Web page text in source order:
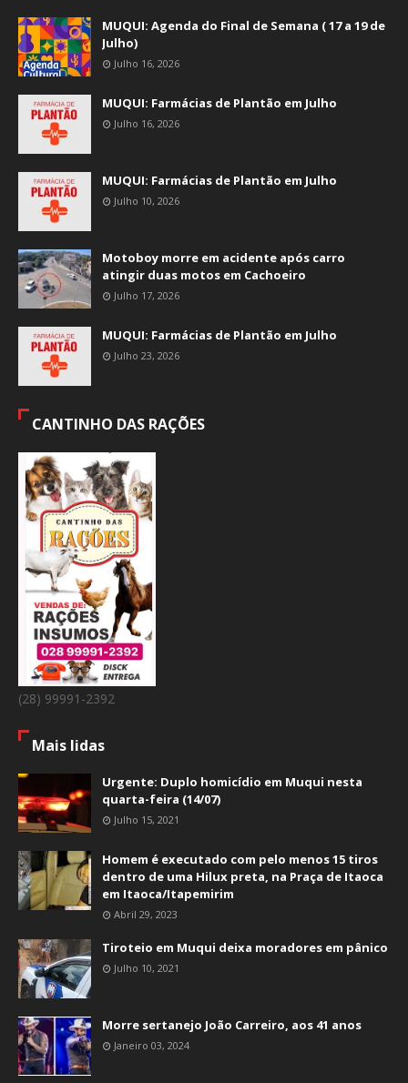
MUQUI: Agenda do Final de Semana ( 17 a 19 de
Julho)
Julho 16, 2026
MUQUI: Farmácias de Plantão em Julho
Julho 16, 2026
MUQUI: Farmácias de Plantão em Julho
Julho 10, 2026
Motoboy morre em acidente após carro
atingir duas motos em Cachoeiro
Julho 17, 2026
MUQUI: Farmácias de Plantão em Julho
Julho 23, 2026
CANTINHO DAS RAÇÕES
(28) 99991-2392
Mais lidas
Urgente: Duplo homicídio em Muqui nesta
quarta-feira (14/07)
Julho 15, 2021
Homem é executado com pelo menos 15 tiros
dentro de uma Hilux preta, na Praça de Itaoca
em Itaoca/Itapemirim
Abril 29, 2023
Tiroteio em Muqui deixa moradores em pânico
Julho 10, 2021
Morre sertanejo João Carreiro, aos 41 anos
Janeiro 03, 2024